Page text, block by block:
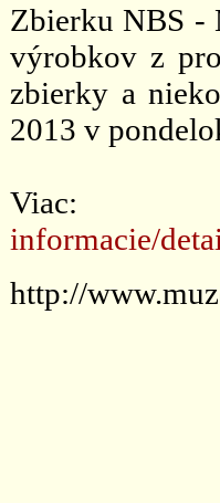
Zbierku NBS -
výrobkov z
zbierky a
2013 v
informacie/
http://